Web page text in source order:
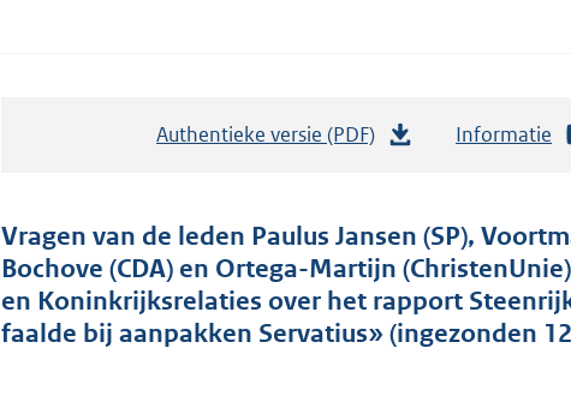
Authentieke versie (PDF)
t
a
n
d
Informatie
Vragen van de leden Paulus Jansen (SP),
Bochove (CDA) en Ortega-Martijn
en Koninkrijksrelaties over het rapport
faalde bij aanpakken Servatius» (ingezonden